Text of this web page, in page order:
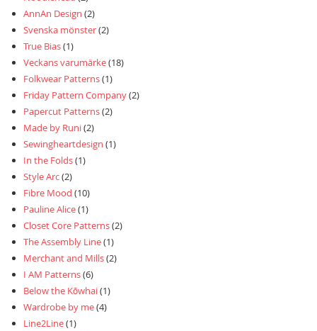
AnnAn Design (2)
Svenska mönster(2)
True Bias(1)
Veckans varumärke(18)
Folkwear Patterns(1)
Friday Pattern Company(2)
Papercut Patterns(2)
Made by Runi(2)
Sewingheartdesign (1)
In the Folds(1)
Style Arc(2)
Fibre Mood (10)
Pauline Alice(1)
Closet Core Patterns(2)
The Assembly Line(1)
Merchant and Mills(2)
I AM Patterns(6)
Below the Kōwhai(1)
Wardrobe by me(4)
Line2Line(1)